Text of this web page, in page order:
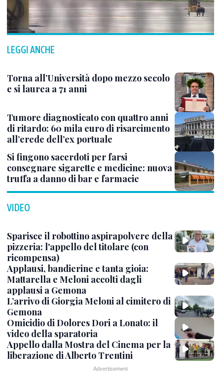
LEGGI ANCHE
Torna all’Università dopo mezzo secolo
e si laurea a 71 anni
Tumore diagnosticato con quattro anni
di ritardo: 60 mila euro di risarcimento
all’erede dell’ex portuale
Si fingono sacerdoti per farsi
consegnare sigarette e medicine: nuova
truffa a danno di bar e farmacie
VIDEO
Sparisce il robottino aspirapolvere della
pizzeria: l'appello del titolare (con
ricompensa)
Applausi, bandierine e tanta gioia:
Mattarella e Meloni accolti dagli
applausi a Gemona
L’arrivo di Giorgia Meloni al cimitero di
Gemona
Omicidio di Dolores Dori a Lonato: il
video della sparatoria
Appello dalla Mostra del Cinema per la
liberazione di Alberto Trentini